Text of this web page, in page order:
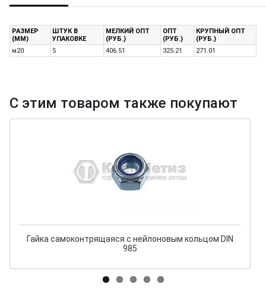
РАЗМЕР
(ММ)
ШТУК В
УПАКОВКЕ
МЕЛКИЙ ОПТ
(РУБ.)
ОПТ
(РУБ.)
КРУПНЫЙ ОПТ
(РУБ.)
м20
5 406.51 325.21 271.01
С этим товаром также покупают
Гайка самоконтрящаяся с нейлоновым кольцом DIN
985